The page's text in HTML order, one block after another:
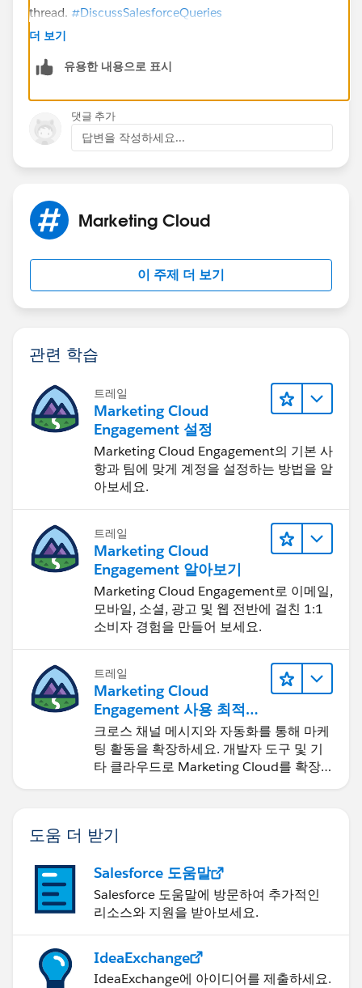
thread. #DiscussSalesforceQueries
더 보기
유용한 내용으로 표시
댓글 추가
답변을 작성하세요...
Marketing Cloud
이 주제 더 보기
관련 학습
트레일
Marketing Cloud
Engagement 설정
Marketing Cloud Engagement의 기본 사
항과 팀에 맞게 계정을 설정하는 방법을 알
아보세요.
트레일
Marketing Cloud
Engagement 알아보기
Marketing Cloud Engagement로 이메일,
모바일, 소셜, 광고 및 웹 전반에 걸친 1:1
소비자 경험을 만들어 보세요.
트레일
Marketing Cloud
Engagement 사용 최적화
및 확장
크로스 채널 메시지와 자동화를 통해 마케
팅 활동을 확장하세요. 개발자 도구 및 기
타 클라우드로 Marketing Cloud를 확장
도움 더 받기
Salesforce 도움말
Salesforce 도움말에 방문하여 추가적인
리소스와 지원을 받아보세요.
IdeaExchange
IdeaExchange에 아이디어를 제출하세요.